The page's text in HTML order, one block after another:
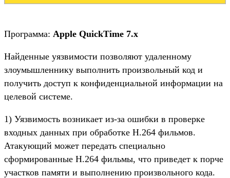
Программа: Apple QuickTime 7.x
Найденные уязвимости позволяют удаленному
злоумышленнику выполнить произвольный код и
получить доступ к конфиденциальной информации на
целевой системе.
1) Уязвимость возникает из-за ошибки в проверке
входных данных при обработке H.264 фильмов.
Атакующий может передать специально
сформированные H.264 фильмы, что приведет к порче
участков памяти и выполнению произвольного кода.